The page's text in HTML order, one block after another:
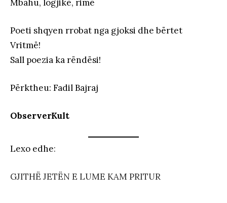
Mbahu, logjikë, rimë
Poeti shqyen rrobat nga gjoksi dhe bërtet
Vritmë!
Sall poezia ka rëndësi!
Përktheu: Fadil Bajraj
ObserverKult
Lexo edhe:
GJITHË JETËN E LUME KAM PRITUR